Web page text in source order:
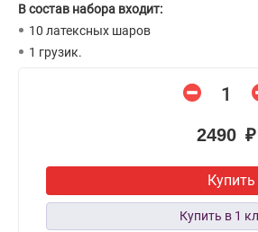
В состав набора входит:
10 латексных шаров
1 грузик.
2490 ₽
Купить